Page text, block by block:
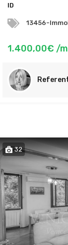
ID
13456-
1.400,00€ /
32